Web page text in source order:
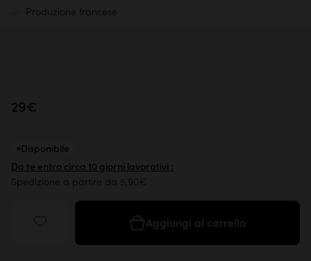
Produzione francese
29€
Aggiungi al carrello
Disponibile
Da te entro circa 10 giorni lavorativi :
Spedizione a partire da 5,90€